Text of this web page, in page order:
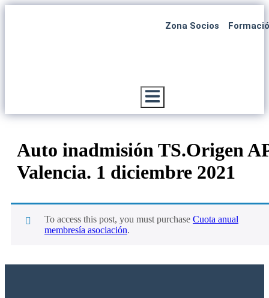
Zona Socios
Menú conmutador hamburguesa
Auto inadmisión TS.Origen
Valencia. 1 diciembre 2021
To access this post, you must purchase Cuota anual
membresía asociación.